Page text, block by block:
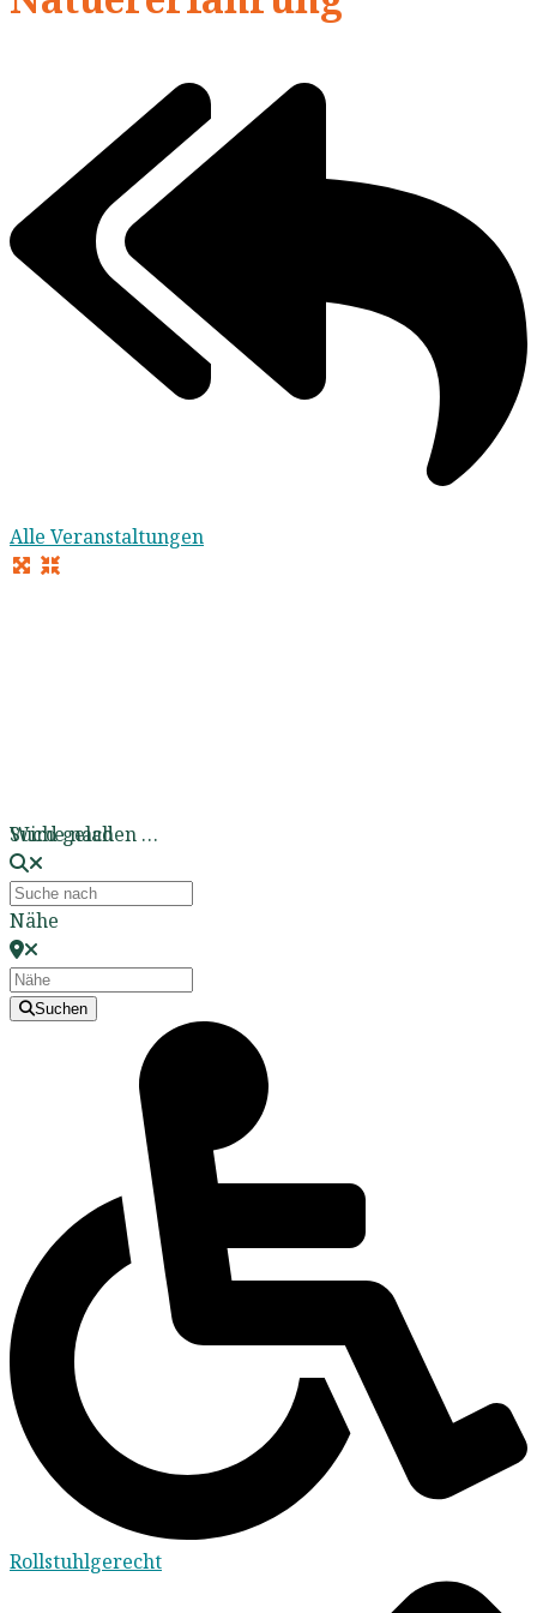
Alle Veranstaltungen
Wird geladen …
Suche nach
Nähe
Suchen
Rollstuhlgerecht